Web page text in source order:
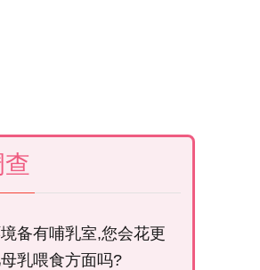
备有哺乳室,您会花更
乳喂食方面吗?